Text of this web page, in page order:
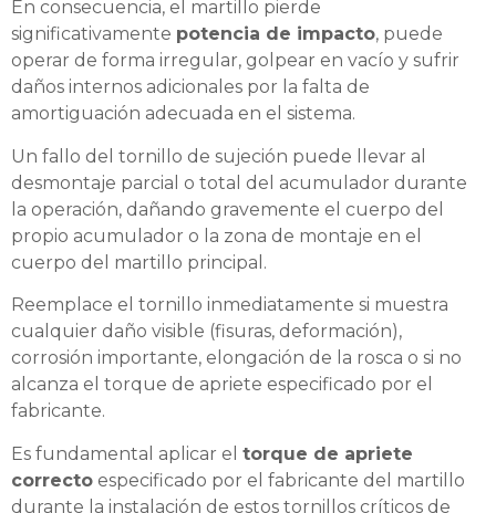
En consecuencia, el martillo pierde
significativamente potencia de impacto, puede
operar de forma irregular, golpear en vacío y sufrir
daños internos adicionales por la falta de
amortiguación adecuada en el sistema.
Un fallo del tornillo de sujeción puede llevar al
desmontaje parcial o total del acumulador durante
la operación, dañando gravemente el cuerpo del
propio acumulador o la zona de montaje en el
cuerpo del martillo principal.
Reemplace el tornillo inmediatamente si muestra
cualquier daño visible (fisuras, deformación),
corrosión importante, elongación de la rosca o si no
alcanza el torque de apriete especificado por el
fabricante.
Es fundamental aplicar el torque de apriete
correcto especificado por el fabricante del martillo
durante la instalación de estos tornillos críticos de